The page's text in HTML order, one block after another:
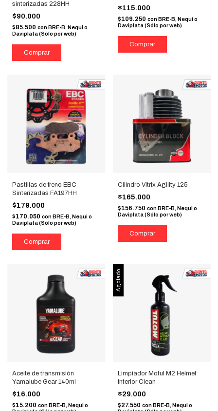
sinterizadas 228HH
$90.000
$85.500 con BRE-B, Nequi o
Daviplata (Sólo por web)
$115.000
$109.250 con BRE-B, Nequi o
Daviplata (Sólo por web)
Pastillas de freno EBC
Sinterizadas FA197HH
$179.000
$170.050 conBRE-B, Nequi o
Daviplata (Sólo por web)
Cilindro Vitrix Agility 125
$165.000
$156.750 con BRE-B, Nequi o
Daviplata (Sólo por web)
Aceite de transmisión
Yamalube Gear 140ml
$16.000
$15.200 con BRE-B, Nequi o
Agotado
Limpiador Motul M2 Helmet
Interior Clean
$29.000
$27.550 con BRE-B, Nequi o